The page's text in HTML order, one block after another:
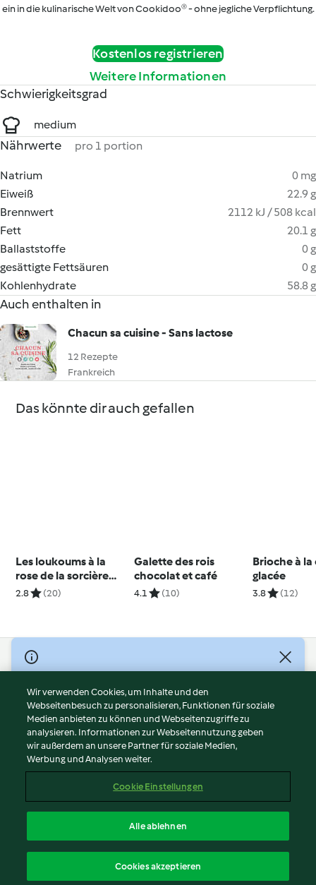
ein in die kulinarische Welt von Cookidoo® - ohne jegliche Verpflichtung.
Kostenlos registrieren
Weitere Informationen
Schwierigkeitsgrad
medium
Nährwerte pro 1 portion
Natrium
0 mg
Eiweiß
22.9 g
Brennwert
2112 kJ / 508 kcal
Fett
20.1 g
Ballaststoffe
0 g
gesättigte Fettsäuren
0 g
Kohlenhydrate
58.8 g
Auch enthalten in
Chacun sa cuisine - Sans lactose
12 Rezepte
Frankreich
Das könnte dir auch gefallen
Les loukoums à la
rose de la sorcière
blanche
2.8 (20)
Galette des rois
chocolat et café
4.1 (10)
Brioche à
glacée
3.8 (12)
© Copyright 2026
Nutzungsbedingungen
Datenschutzrichtlinien
Disclaimer
Impressum
Cookies
Abo kündigen
Erklärung zur Barrierefreiheit
Wir verwenden Cookies, um Inhalte und den
Webseitenbesuch zu personalisieren, Funktionen für soziale
Medien anbieten zu können und Webseitenzugriffe zu
analysieren. Informationen zur Webseitennutzung geben
wir außerdem an unsere Partner für soziale Medien,
Werbung und Analysen weiter.
Cookie Einstellungen
Alle ablehnen
Cookies akzeptieren